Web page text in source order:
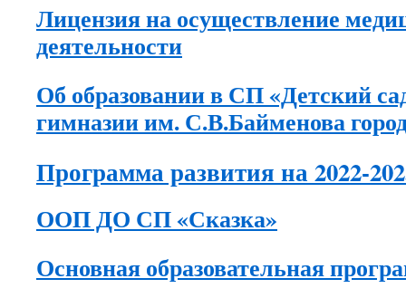
Лицензия на осуществление
деятельности
Об образовании в СП «Детский
гимназии им. С.В.Байменова
Программа развития на 2022-
ООП ДО СП «Сказка»
Основная образовательная